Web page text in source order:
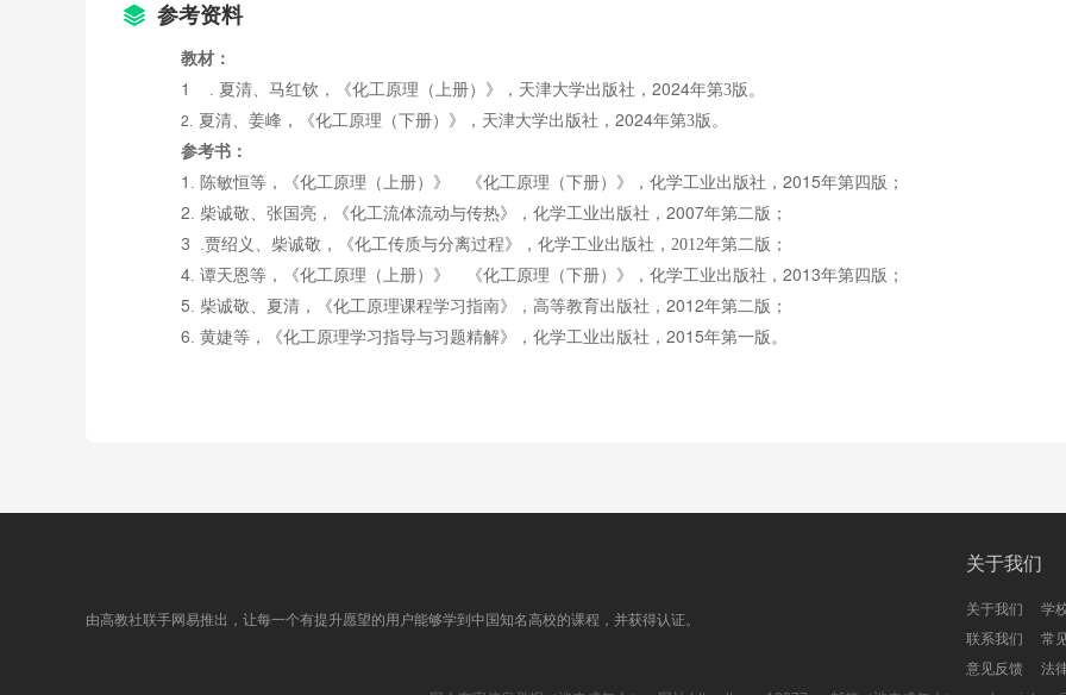
参考资料
教材：
1 . 夏清、马红钦，《化工原理（上册）》，天津大学出版社， 2024年第3版。
	2
. 夏清、姜峰， 《化工原理（下册）》 ，天津大学出版社， 2024年第3版。
参考书：
1 《化工原理（下册）》 ，化学工业出版社， 2015年第四版；
2 . 柴诚敬、张国亮，《化工流体流动与传热》，化学工业出版社， 2007年第二版；
贾绍义、柴诚敬， 《化工传质与分离过程》，化学工业出版社，2012年第二版；
4 《化工原理（下册）》 ，化学工业出版社， 2013年第四版；
5 . 柴诚敬、夏清，《化工原理课程学习指南》，高等教育出版社， 2012年第二版；
6 . 黄婕等，《化工原理学习指导与习题精解》，化学工业出版社， 2015年第一版。
由高教社联手网易推出，让每一个有提升愿望的用户能够学到中国知名高校的课程，并获得认证。
关于我们
关于我们
学
联系我们
常
意见反馈
法